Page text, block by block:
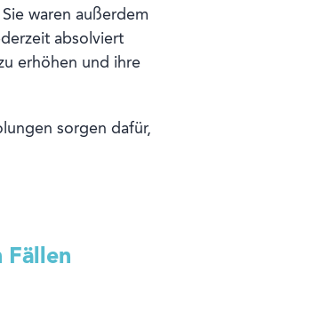
waren außerdem
absolviert
erhöhen und ihre
sorgen dafür,
Fällen